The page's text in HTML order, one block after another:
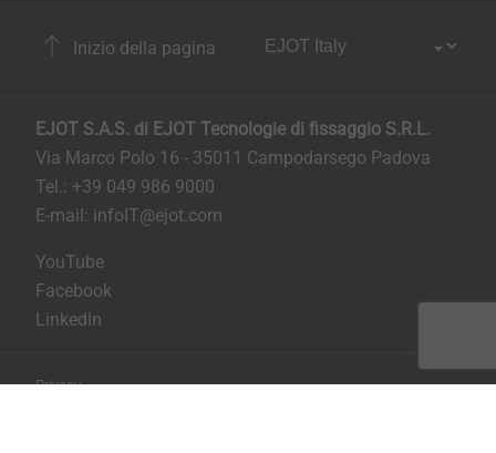
Inizio della pagina
EJOT S.A.S. di EJOT Tecnologie di fissaggio S.R.L.
Via Marco Polo 16 - 35011 Campodarsego Padova
Tel.: +39 049 986 9000
E-mail: infoIT@ejot.com
YouTube
Facebook
LinkedIn
Privacy